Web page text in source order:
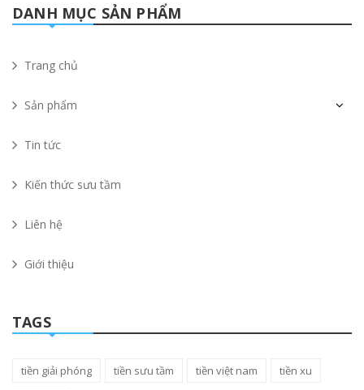
DANH MỤC SẢN PHẨM
Trang chủ
Sản phẩm
Tin tức
Kiến thức sưu tầm
Liên hệ
Giới thiệu
TAGS
tiền giải phóng tiền sưu tầm tiền việt nam tiền xu